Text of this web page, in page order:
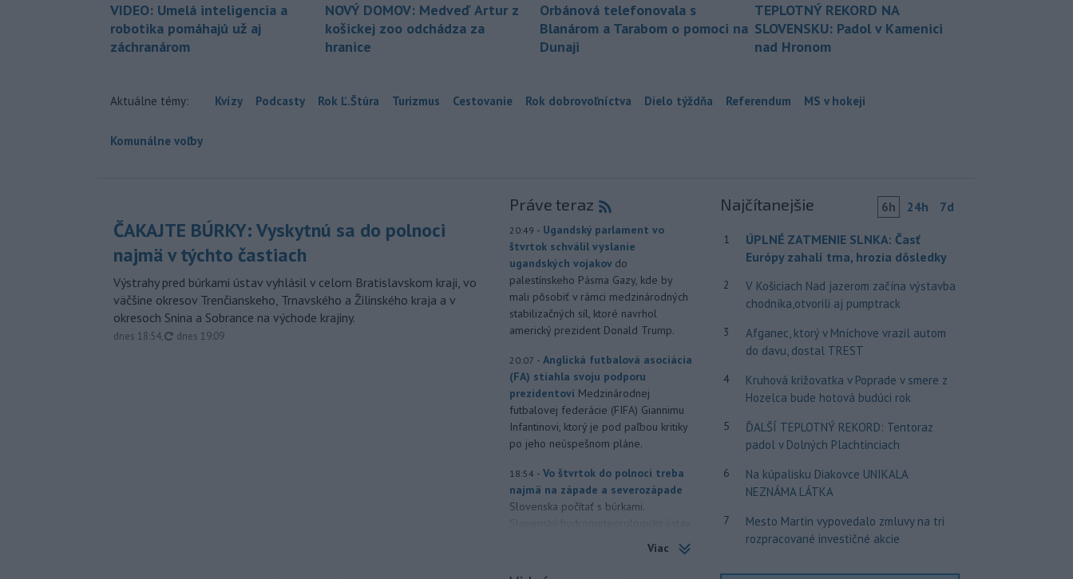
VIDEO: Umelá inteligencia a
robotika pomáhajú už aj
záchranárom
NOVÝ DOMOV: Medveď Artur z
košickej zoo odchádza za
hranice
Orbánová telefonovala s
Blanárom a Tarabom o pomoci na
Dunaji
TEPLOTNÝ REKORD NA
SLOVENSKU: Padol v Kamenici
nad Hronom
Aktuálne témy: Kvízy Podcasty Rok Ľ.Štúra Turizmus Cestovanie Rok dobrovoľníctva Dielo týždňa Referendum MS v hokeji
Komunálne voľby
ČAKAJTE BÚRKY: Vyskytnú sa do polnoci
najmä v týchto častiach
Výstrahy pred búrkami ústav vyhlásil v celom Bratislavskom kraji, vo
väčšine okresov Trenčianskeho, Trnavského a Žilinského kraja a v
okresoch Snina a Sobrance na východe krajiny.
dnes 18:54, aktualizované
dnes 19:09
Práve teraz
20:49 - Ugandský parlament vo
štvrtok schválil vyslanie
ugandských vojakov do
palestínskeho Pásma Gazy, kde by
mali pôsobiť v rámci medzinárodných
stabilizačných síl, ktoré navrhol
americký prezident Donald Trump.
20:07 - Anglická futbalová asociácia
(FA) stiahla svoju podporu
prezidentovi Medzinárodnej
futbalovej federácie (FIFA) Giannimu
Infantinovi, ktorý je pod paľbou kritiky
po jeho neúspešnom pláne.
18:54 - Vo štvrtok do polnoci treba
najmä na západe a severozápade
Slovenska počítať s búrkami.
(SHMÚ) vydal výstrahy prvého stupňa.
Platia aj v okresoch Snina a Sobrance.
Viac
Najčítanejšie 6h 24h 7d
1
ÚPLNÉ ZATMENIE SLNKA: Časť
Európy zahalí tma, hrozia dôsledky
2
V Košiciach Nad jazerom začína výstavba
chodníka,otvorili aj pumptrack
3
Afganec, ktorý v Mníchove vrazil autom
do davu, dostal TREST
4
Kruhová križovatka v Poprade v smere z
Hozelca bude hotová budúci rok
5
ĎALŠÍ TEPLOTNÝ REKORD: Tentoraz
padol v Dolných Plachtinciach
6
Na kúpalisku Diakovce UNIKALA
NEZNÁMA LÁTKA
7
Mesto Martin vypovedalo zmluvy na tri
rozpracované investičné akcie